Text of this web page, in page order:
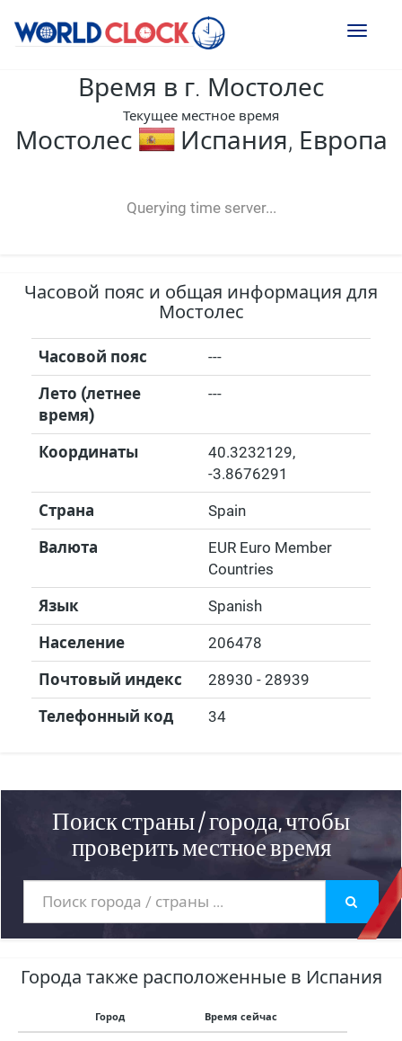
Toggle
Время в г. Мостолес
Текущее местное время
Мостолес Испания, Европа
Querying time server...
-- ---- ----
Часовой пояс и общая информация для
Мостолес
Часовой пояс ---
Лето (летнее
время)
---
Координаты 40.3232129,
-3.8676291
Страна Spain
Валюта
EUR Euro Member
Countries
Язык Spanish
Население 206478
Почтовый индекс 28930 - 28939
Телефонный код 34
Поиск страны / города, чтобы
проверить местное время
Города также расположенные в Испания
Город Время сейчас